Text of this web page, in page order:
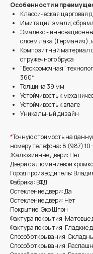
Особенности и
Классическая царговая
Имитация эмали;
Эмалекс -
слоем лака (Германия),
Композитный материал
стружечного бруса
"Бескромочная"
360*
Толщина 39 мм
Устойчивость к
Устойчивость к влаге
Уникальный дизайн
*Точную стоимость на
номеру телефона: 8 (987) 10-
Жалюзийные двери: Нет
Двери с алюминиевой
Город производитель:
Фабрика: ВФД
Остекление двери: Да
Остекление двери: Нет
Покрытие: Эко Шпон
Фактура покрытия: Матовые
Фактура покрытия: Гладкие
Способ открывания:
Способ открывания: